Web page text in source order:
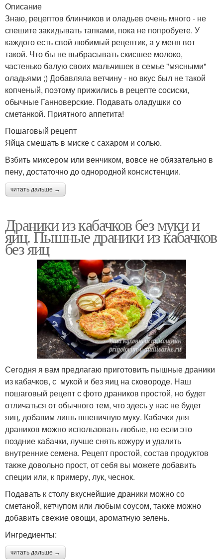
Описание
Знаю, рецептов блинчиков и оладьев очень много - не
спешите закидывать тапками, пока не попробуете. У
каждого есть свой любимый рецептик, а у меня вот
такой. Что бы не выбрасывать скисшее молоко,
частенько балую своих мальчишек в семье "мясными"
оладьями ;) Добавляла ветчину - но вкус был не такой
копченый, поэтому прижились в рецепте сосиски,
обычные Ганноверские. Подавать оладушки со
сметанкой. Приятного аппетита!
Пошаговый рецепт
Яйца смешать в миске с сахаром и солью.
Взбить миксером или венчиком, вовсе не обязательно в
пену, достаточно до однородной консистенции.
читать дальше →
Драники из кабачков без муки и
яиц. Пышные драники из кабачков
без яиц
Сегодня я вам предлагаю приготовить пышные драники
из кабачков, с мукой и без яиц на сковороде. Наш
пошаговый рецепт с фото драников простой, но будет
отличаться от обычного тем, что здесь у нас не будет
яиц, добавим лишь пшеничную муку. Кабачки для
драников можно использовать любые, но если это
поздние кабачки, лучше снять кожуру и удалить
внутренние семена. Рецепт простой, состав продуктов
также довольно прост, от себя вы можете добавить
специи или, к примеру, лук, чеснок.
Подавать к столу вкуснейшие драники можно со
сметаной, кетчупом или любым соусом, также можно
добавить свежие овощи, ароматную зелень.
Ингредиенты:
читать дальше →